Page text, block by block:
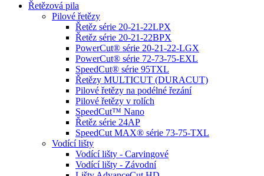
Řetězová pila
Pilové řetězy
Řetěz série 20-21-22LPX
Řetěz série 20-21-22BPX
PowerCut® série 20-21-22-LGX
PowerCut® série 72-73-75-EXL
SpeedCut® série 95TXL
Řetězy MULTICUT (DURACUT)
Pilové řetězy na podélné řezání
Pilové řetězy v rolích
SpeedCut™ Nano
Řetěz série 24AP
SpeedCut MAX® série 73-75-TXL
Vodící lišty
Vodící lišty - Carvingové
Vodící lišty - Závodní